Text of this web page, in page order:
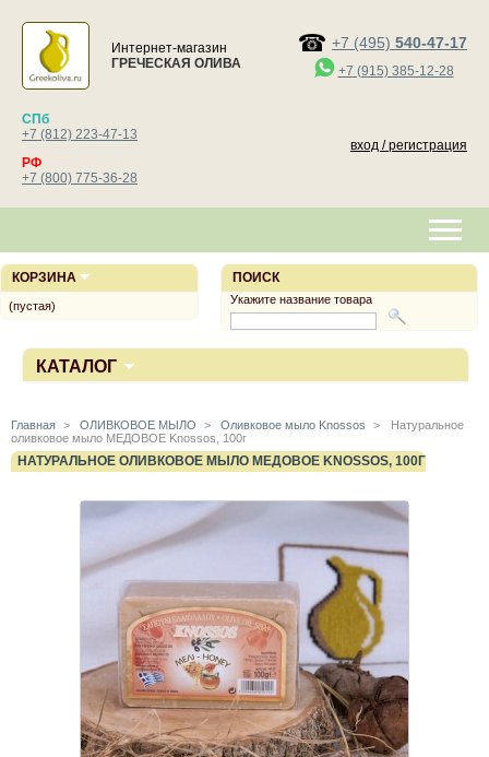
Интернет-магазин
ГРЕЧЕСКАЯ ОЛИВА
+7 (495) 540-47-17
+7 (915) 385-12-28
СПб
+7 (812) 223-47-13
РФ
+7 (800) 775-36-28
вход / регистрация
КАТАЛОГ
Главная > ОЛИВКОВОЕ МЫЛО > Оливковое мыло Knossos >
Натуральное
оливковое мыло МЕДОВОЕ Knossos, 100г
НАТУРАЛЬНОЕ ОЛИВКОВОЕ МЫЛО МЕДОВОЕ KNOSSOS, 100Г
ПОИСК
Укажите название товара
КОРЗИНА
(пустая)